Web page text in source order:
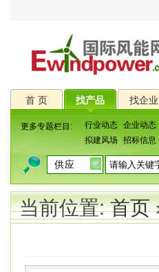
首 页 找产品 找企业
更多专题栏目: 行业动态 企业动态
拟建风场
招标信息
当前位置:首页